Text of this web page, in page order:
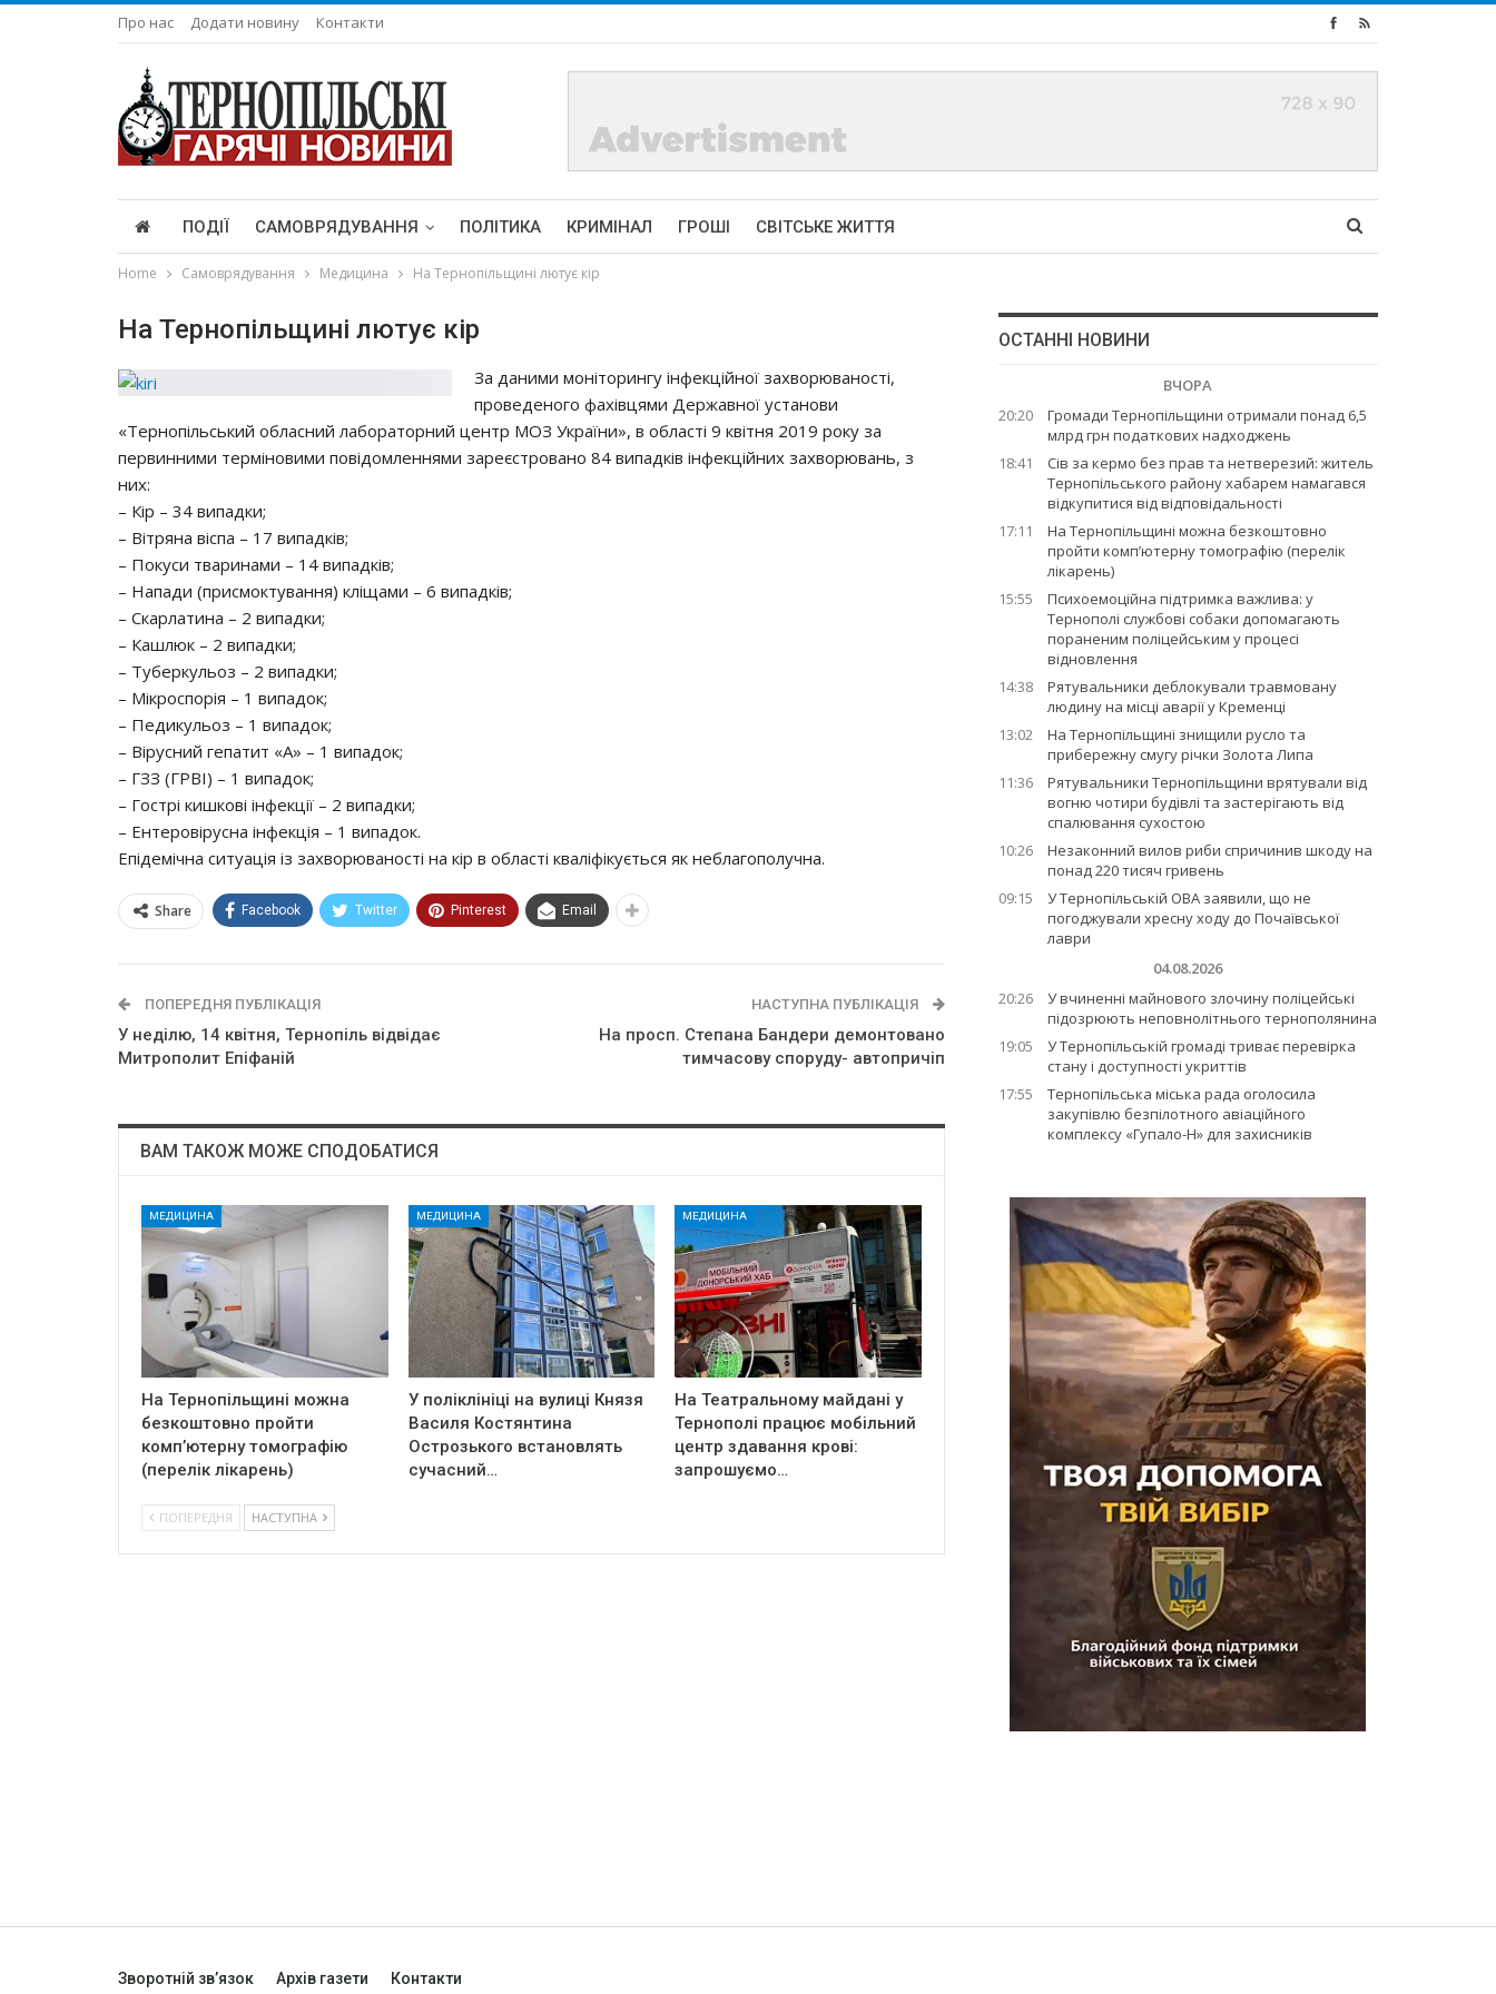
Про нас Додати новину Контакти
ПОДІЇ САМОВРЯДУВАННЯ ПОЛІТИКА КРИМІНАЛ ГРОШІ СВІТСЬКЕ ЖИТТЯ
Home Самоврядування Медицина На Тернопільщині лютує кір
На Тернопільщині лютує кір
За даними моніторингу інфекційної захворюваності,
проведеного фахівцями Державної установи
«Тернопільський обласний лабораторний центр МОЗ України», в області 9 квітня 2019 року за
первинними терміновими повідомленнями зареєстровано 84 випадків інфекційних захворювань, з
них:
– Кір – 34 випадки;
– Вітряна віспа – 17 випадків;
– Покуси тваринами – 14 випадків;
– Напади (присмоктування) кліщами – 6 випадків;
– Скарлатина – 2 випадки;
– Кашлюк – 2 випадки;
– Туберкульоз – 2 випадки;
– Мікроспорія – 1 випадок;
– Педикульоз – 1 випадок;
– Вірусний гепатит «А» – 1 випадок;
– ГЗЗ (ГРВІ) – 1 випадок;
– Гострі кишкові інфекції – 2 випадки;
– Ентеровірусна інфекція – 1 випадок.
Епідемічна ситуація із захворюваності на кір в області кваліфікується як неблагополучна.
Share Facebook Twitter Pinterest Email
ПОПЕРЕДНЯ ПУБЛІКАЦІЯ
У неділю, 14 квітня, Тернопіль відвідає
Митрополит Епіфаній
НАСТУПНА ПУБЛІКАЦІЯ
На просп. Степана Бандери демонтовано
тимчасову споруду- автопричіп
ВАМ ТАКОЖ МОЖЕ СПОДОБАТИСЯ
МЕДИЦИНА
На Тернопільщині можна
безкоштовно пройти
комп’ютерну томографію
(перелік лікарень)
МЕДИЦИНА
У поліклініці на вулиці Князя
Василя Костянтина
Острозького встановлять
сучасний…
МЕДИЦИНА
На Театральному майдані у
Тернополі працює мобільний
центр здавання крові:
запрошуємо…
ПОПЕРЕДНЯ НАСТУПНА
ОСТАННІ НОВИНИ
ВЧОРА
20:20
Громади Тернопільщини отримали понад 6,5
млрд грн податкових надходжень
18:41
Сів за кермо без прав та нетверезий: житель
Тернопільського району хабарем намагався
відкупитися від відповідальності
17:11
На Тернопільщині можна безкоштовно
пройти комп’ютерну томографію (перелік
лікарень)
15:55
Психоемоційна підтримка важлива: у
Тернополі службові собаки допомагають
пораненим поліцейським у процесі
відновлення
14:38
Рятувальники деблокували травмовану
людину на місці аварії у Кременці
13:02
На Тернопільщині знищили русло та
прибережну смугу річки Золота Липа
11:36
Рятувальники Тернопільщини врятували від
вогню чотири будівлі та застерігають від
спалювання сухостою
10:26
Незаконний вилов риби спричинив шкоду на
понад 220 тисяч гривень
09:15
У Тернопільській ОВА заявили, що не
погоджували хресну ходу до Почаївської
лаври
04.08.2026
20:26
У вчиненні майнового злочину поліцейські
підозрюють неповнолітнього тернополянина
19:05
У Тернопільській громаді триває перевірка
стану і доступності укриттів
17:55
Тернопільська міська рада оголосила
закупівлю безпілотного авіаційного
комплексу «Гупало-Н» для захисників
Зворотній зв’язок Архів газети Контакти